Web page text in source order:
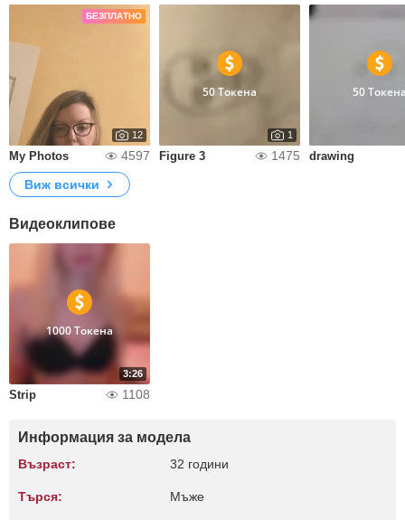
БЕЗПЛАТНО
12
My Photos 4597
50 Токена
1
Figure 3 1475
50
drawing
Виж всички
Видеоклипове
3:26
1000 Токена
Strip 1108
Информация за модела
Възраст: 32 години
Търся: Мъже